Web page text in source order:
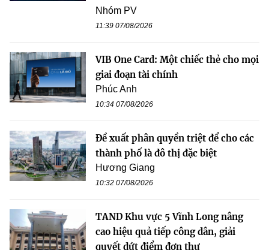
Nhóm PV
11:39 07/08/2026
VIB One Card: Một chiếc thẻ cho mọi
giai đoạn tài chính
Phúc Anh
10:34 07/08/2026
Đề xuất phân quyền triệt để cho các
thành phố là đô thị đặc biệt
Hương Giang
10:32 07/08/2026
TAND Khu vực 5 Vĩnh Long nâng
cao hiệu quả tiếp công dân, giải
quyết dứt điểm đơn thư